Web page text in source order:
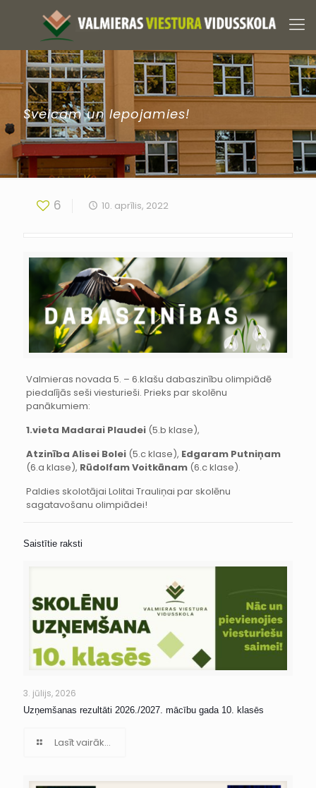
Sveicam un lepojamies!
6 10. aprīlis, 2022
Valmieras novada 5. – 6.klašu dabaszinību olimpiādē
piedalījās seši viesturieši. Prieks par skolēnu
panākumiem:
1.vieta Madarai Plaudei(5.b klase),
Atzinība Alisei Bolei(5.c klase), Edgaram Putniņam
(6.a klase), Rūdolfam Voitkānam(6.c klase).
Paldies skolotājai Lolitai Trauliņai par skolēnu
sagatavošanu olimpiādei!
Saistītie raksti
3. jūlijs, 2026
Uzņemšanas rezultāti 2026./2027. mācību gada 10. klasēs
Lasīt vairāk...